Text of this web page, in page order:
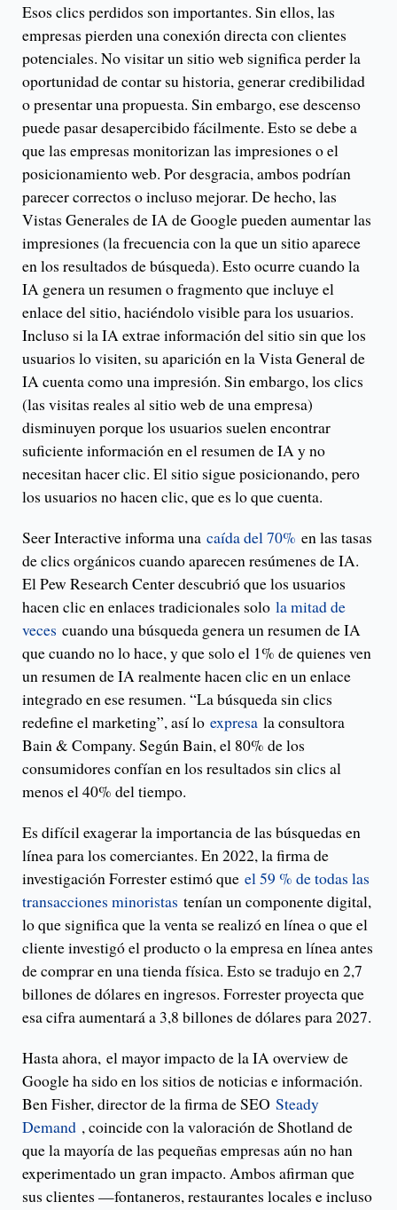
Esos clics perdidos son importantes. Sin ellos, las
empresas pierden una conexión directa con clientes
potenciales. No visitar un sitio web significa perder la
oportunidad de contar su historia, generar credibilidad
o presentar una propuesta. Sin embargo, ese descenso
puede pasar desapercibido fácilmente. Esto se debe a
que las empresas monitorizan las impresiones o el
posicionamiento web. Por desgracia, ambos podrían
parecer correctos o incluso mejorar. De hecho, las
Vistas Generales de IA de Google pueden aumentar las
impresiones (la frecuencia con la que un sitio aparece
en los resultados de búsqueda). Esto ocurre cuando la
IA genera un resumen o fragmento que incluye el
enlace del sitio, haciéndolo visible para los usuarios.
Incluso si la IA extrae información del sitio sin que los
usuarios lo visiten, su aparición en la Vista General de
IA cuenta como una impresión. Sin embargo, los clics
(las visitas reales al sitio web de una empresa)
disminuyen porque los usuarios suelen encontrar
suficiente información en el resumen de IA y no
necesitan hacer clic. El sitio sigue posicionando, pero
los usuarios no hacen clic, que es lo que cuenta.
Seer Interactive informa una caída del 70% en las tasas
de clics orgánicos cuando aparecen resúmenes de IA.
El Pew Research Center descubrió que los usuarios
hacen clic en enlaces tradicionales solo la mitad de
veces cuando una búsqueda genera un resumen de IA
que cuando no lo hace, y que solo el 1% de quienes ven
un resumen de IA realmente hacen clic en un enlace
integrado en ese resumen. “La búsqueda sin clics
redefine el marketing”, así lo expresa la consultora
Bain & Company. Según Bain, el 80% de los
consumidores confían en los resultados sin clics al
menos el 40% del tiempo.
Es difícil exagerar la importancia de las búsquedas en
línea para los comerciantes. En 2022, la firma de
investigación Forrester estimó que el 59 % de todas las
transacciones minoristas tenían un componente digital,
lo que significa que la venta se realizó en línea o que el
cliente investigó el producto o la empresa en línea antes
de comprar en una tienda física. Esto se tradujo en 2,7
billones de dólares en ingresos. Forrester proyecta que
esa cifra aumentará a 3,8 billones de dólares para 2027.
Hasta ahora, el mayor impacto de la IA overview de
Google ha sido en los sitios de noticias e información.
Ben Fisher, director de la firma de SEO Steady
Demand , coincide con la valoración de Shotland de
que la mayoría de las pequeñas empresas aún no han
experimentado un gran impacto. Ambos afirman que
sus clientes —fontaneros, restaurantes locales e incluso